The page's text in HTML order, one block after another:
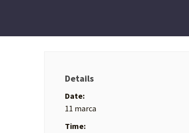
Details
Date:
11 marca
Time: